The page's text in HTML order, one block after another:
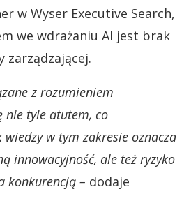
w Wyser Executive Search,
we wdrażaniu AI jest brak
zarządzającej.
z rozumieniem
nie tyle atutem, co
w tym zakresie oznacza
innowacyjność, ale też ryzyko
konkurencją – dodaje